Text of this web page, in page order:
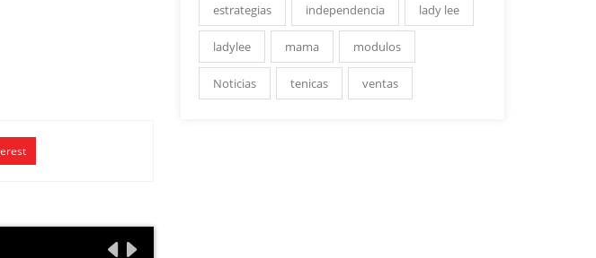
estrategias independencia lady lee
ladylee mama modulos
Noticias tenicas ventas